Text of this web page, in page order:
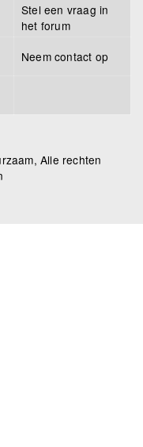
Stel een vraag in
het forum
Neem contact op
Alle rechten